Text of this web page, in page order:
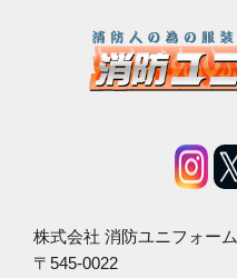
株式会社 消防ユニフォーム
〒545-0022